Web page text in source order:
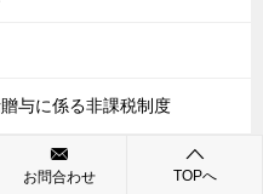
与に係る非課税制度
非課税制度
お問合わせ TOPへ